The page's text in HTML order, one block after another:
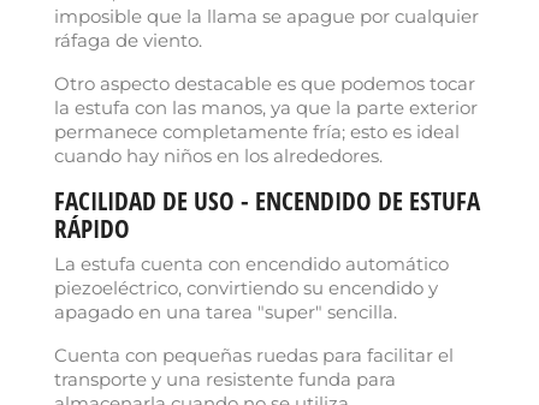
imposible que la llama se apague por cualquier
ráfaga de viento.
Otro aspecto destacable es que podemos tocar
la estufa con las manos, ya que la parte exterior
permanece completamente fría; esto es ideal
cuando hay niños en los alrededores.
FACILIDAD DE USO - ENCENDIDO DE ESTUFA
RÁPIDO
La estufa cuenta con encendido automático
piezoeléctrico, convirtiendo su encendido y
apagado en una tarea "super" sencilla.
Cuenta con pequeñas ruedas para facilitar el
transporte y una resistente funda para
Cancelar Crear lista de deseos